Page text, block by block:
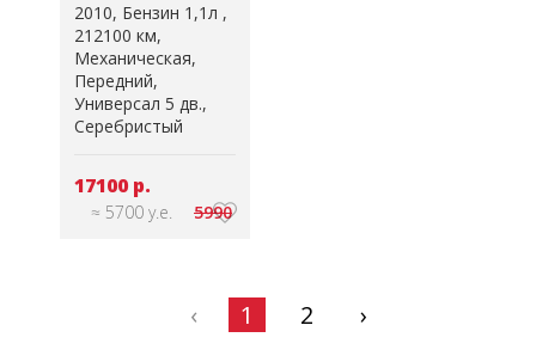
2010 Бензин 1,1л
212100 км
Механическая
Передний
Универсал 5 дв.
Серебристый
17100 р.
≈ 5700 у.е. 5990
‹ 1 2 ›